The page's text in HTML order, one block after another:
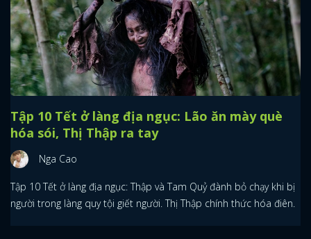
Tập 10 Tết ở làng địa ngục: Lão ăn mày què
hóa sói, Thị Thập ra tay
Nga Cao
Tập 10 Tết ở làng địa ngục: Thập và Tam Quỷ đành bỏ chạy khi bị
người trong làng quy tội giết người. Thị Thập chính thức hóa điên.